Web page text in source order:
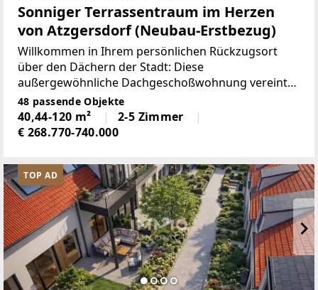
Sonniger Terrassentraum im Herzen
von Atzgersdorf (Neubau-Erstbezug)
Willkommen in Ihrem persönlichen Rückzugsort
über den Dächern der Stadt: Diese
außergewöhnliche Dachgeschoßwohnung vereint
modernes Wohngefühl mit höchstem Komfort und
einer Extraportion Lebensqualität.Das Herzstück
der Wohnung bildet der großzügige,
48 passende Objekte
40,44-120 m²
2-5 Zimmer
€ 268.770-740.000
TOP AD